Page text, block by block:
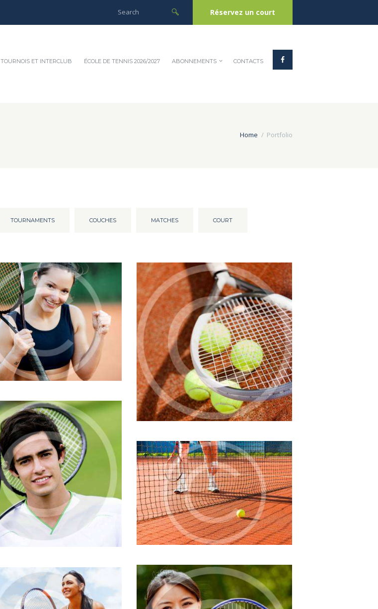
Réservez un court
TOURNOIS ET INTERCLUB ÉCOLE DE TENNIS 2026/2027 ABONNEMENTS CONTACTS
Home Portfolio
TOURNAMENTS COUCHES MATCHES COURT